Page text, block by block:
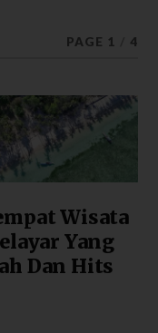
PAGE 1 4
Wisata
Yang
Dan Hits